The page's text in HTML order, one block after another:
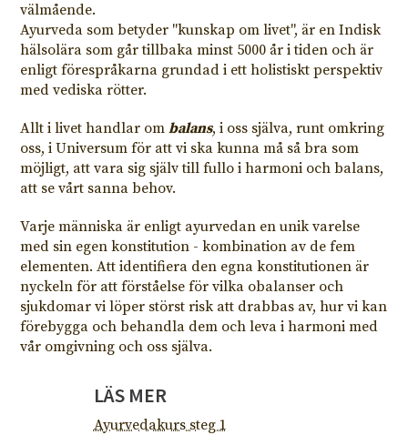
välmående.
Ayurveda som betyder "kunskap om livet", är en Indisk
hälsolära som går tillbaka minst 5000 år i tiden och är
enligt förespråkarna grundad i ett holistiskt perspektiv
med vediska rötter.
Allt i livet handlar om balans, i oss själva, runt omkring
oss, i Universum för att vi ska kunna må så bra som
möjligt, att vara sig själv till fullo i harmoni och balans,
att se vårt sanna behov.
Varje människa är enligt ayurvedan en unik varelse
med sin egen konstitution - kombination av de fem
elementen. Att identifiera den egna konstitutionen är
nyckeln för att förståelse för vilka obalanser och
sjukdomar vi löper störst risk att drabbas av, hur vi kan
förebygga och behandla dem och leva i harmoni med
vår omgivning och oss själva.
LÄS MER
Ayurvedakurs steg 1